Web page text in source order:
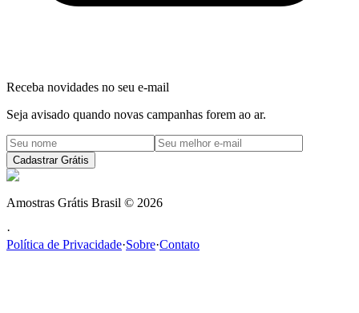
Receba novidades no seu e-mail
Seja avisado quando novas campanhas forem ao ar.
Cadastrar Grátis
Amostras Grátis Brasil © 2026
·
Política de Privacidade·Sobre·Contato